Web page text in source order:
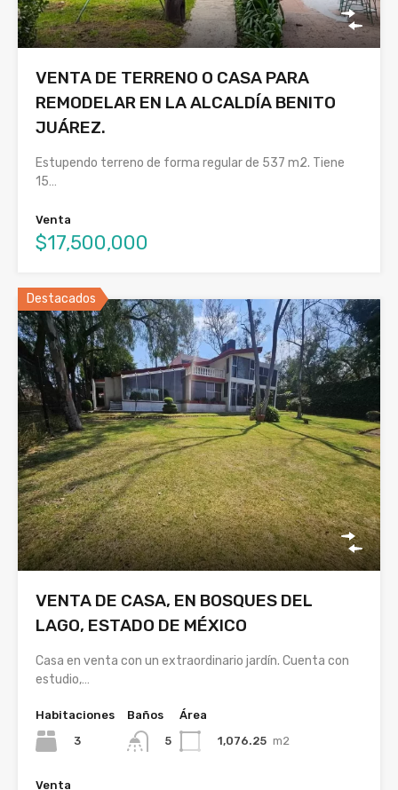
VENTA DE TERRENO O CASA PARA
REMODELAR EN LA ALCALDÍA BENITO
JUÁREZ.
Estupendo terreno de forma regular de 537 m2. Tiene
15…
Venta
$17,500,000
Destacados
VENTA DE CASA, EN BOSQUES DEL
LAGO, ESTADO DE MÉXICO
Casa en venta con un extraordinario jardín. Cuenta con
estudio,…
Habitaciones
3
Baños
5
Área
1,076.25 m2
Venta